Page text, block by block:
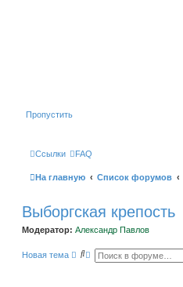
Пропустить
Ссылки FAQ
На главную Список форумов
Выборгская крепость
Модератор: Александр Павлов
Новая тема
П Р